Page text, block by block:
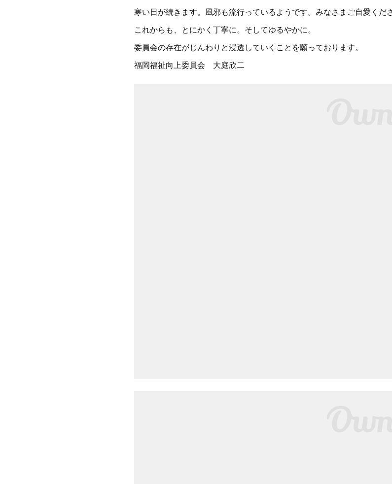
寒い日が続きます。風邪も流行っているようです。みなさまご自愛くだ
これからも、とにかく丁寧に。そしてゆるやかに。
委員会の存在がじんわりと浸透していくことを願っております。
福岡福祉向上委員会 大庭欣二